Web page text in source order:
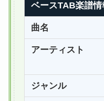
ベースTAB楽譜情
曲名
アーティスト
ジャンル